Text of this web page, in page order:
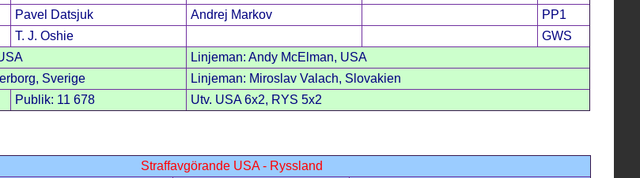
Pavel Datsjuk Andrej Markov
PP1
T. J. Oshie
GWS
Linjeman: Andy McElman, USA
Sverige
Linjeman: Miroslav Valach, Slovakien
Publik: 11 678 Utv. USA 6x2, RYS 5x2
Straffavgörande USA - Ryssland